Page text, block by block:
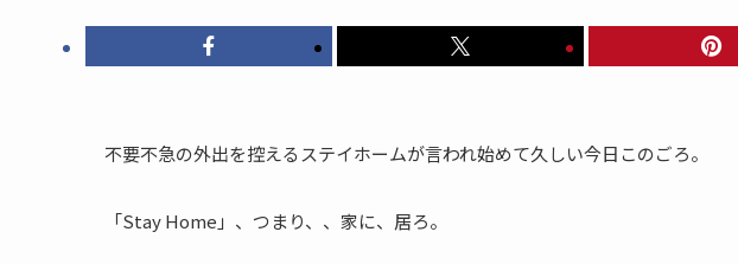
不要不急の外出を控えるステイホームが言われ始めて久しい今日このごろ。
「Stay Home」、つまり、、家に、居ろ。